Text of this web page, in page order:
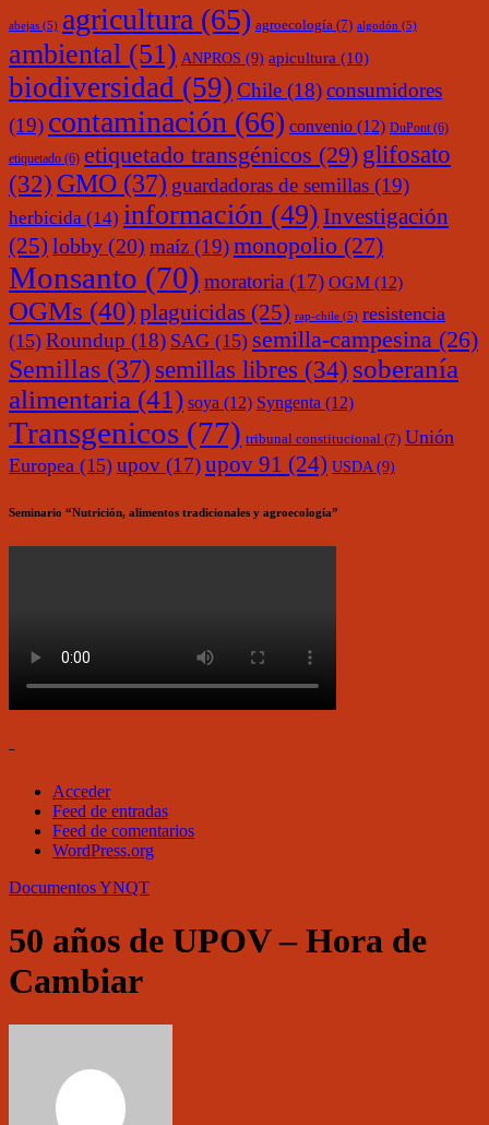
abejas (5) agricultura (65) agroecología (7) algodón (5)
ambiental (51) ANPROS (9) apicultura (10)
biodiversidad (59) Chile (18)consumidores
(19) contaminación (66) convenio (12) DuPont (6)
etiquetado (6) etiquetado transgénicos (29) glifosato
(32) GMO (37) guardadoras de semillas (19)
herbicida (14) información (49) Investigación
(25) lobby (20) maíz (19)monopolio (27)
Monsanto (70) moratoria (17) OGM (12)
OGMs (40)plaguicidas (25) rap-chile (5) resistencia
(15) Roundup (18) SAG (15) semilla-campesina (26)
Semillas (37) semillas libres (34) soberanía
alimentaria (41) soya (12) Syngenta (12)
Transgenicos (77) tribunal constitucional (7) Unión
Europea (15) upov (17)upov 91 (24) USDA (9)
Seminario “Nutrición, alimentos tradicionales y agroecología”
–
Acceder
Feed de entradas
Feed de comentarios
WordPress.org
DocumentosYNQT
50 años de UPOV – Hora de
Cambiar